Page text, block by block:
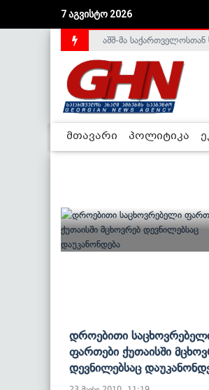
7 აგვისტო 2026
საქართველოს დე-ფაქტო
აშშ-მა
მთავარი პოლიტიკა
Დროებითი
Ფართები Ქუთაისში
Დევნილებსაც